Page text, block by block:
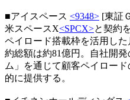
■アイスペース <9348> [東証
米スペースX<SPCX>と契約
ペイロード搭載枠を活用し
約総額は約81億円。自社開
ム」を通じて顧客ペイロー
的に提供する。